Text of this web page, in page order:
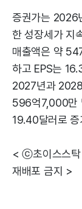
증권가는 2026
한 성장세가 지
매출액은 약
하고 EPS는
2027년과
596억7,000만
19.40달러로 증
< ⓒ초이스스탁
재배포 금지 >